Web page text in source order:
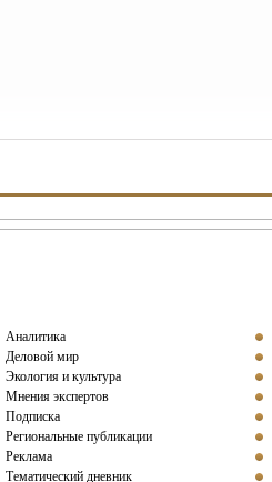
Аналитика
Деловой мир
Экология и культура
Мнения экспертов
Подписка
Региональные публикации
Реклама
Тематический дневник